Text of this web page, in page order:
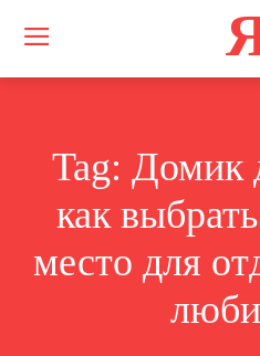
Tag: Домик
как
место для